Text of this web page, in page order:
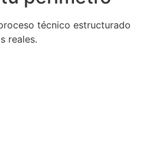
técnico estructurado
reales.